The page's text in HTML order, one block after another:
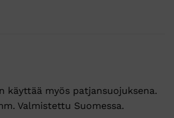
käyttää myös patjansuojuksena.
Valmistettu Suomessa.